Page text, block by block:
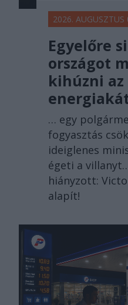
2026. AUGUSZTUS
Egyelőre
országot
kihúzni az
… egy
fogyasztás
ideiglenes
égeti a
hiányzott:
alapít!